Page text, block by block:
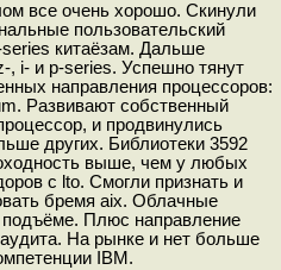
все очень хорошо. Скинули
пользовательский
series китаёзам. Дальше
, i- и p-series. Успешно тянут
направления процессоров:
Развивают собственный
и продвинулись
других. Библиотеки 3592
выше, чем у любых
с lto. Смогли признать и
бремя aix. Облачные
Плюс направление
На рынке и нет больше
IBM.